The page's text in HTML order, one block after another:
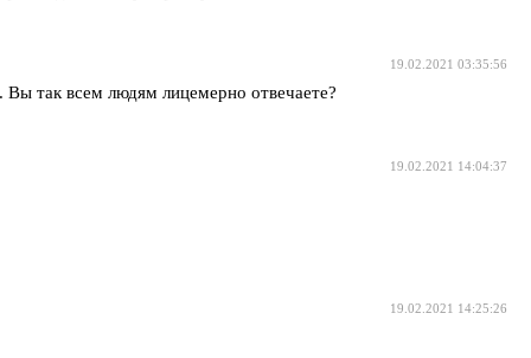
19.02.2021 03:35:56
так всем людям лицемерно отвечаете?
19.02.2021 14:04:37
19.02.2021 14:25:26